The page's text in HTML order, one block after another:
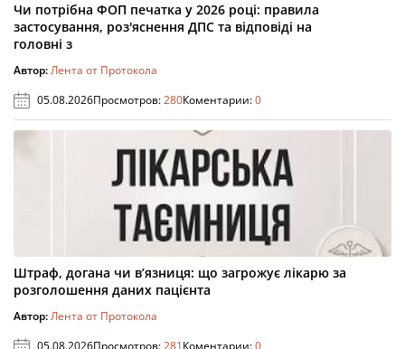
Чи потрібна ФОП печатка у 2026 році: правила
застосування, роз'яснення ДПС та відповіді на
головні з
Автор:Лента от Протокола
05.08.2026Просмотров:280Коментарии:0
Штраф, догана чи в’язниця: що загрожує лікарю за
розголошення даних пацієнта
Автор:Лента от Протокола
05.08.2026Просмотров:281Коментарии:0